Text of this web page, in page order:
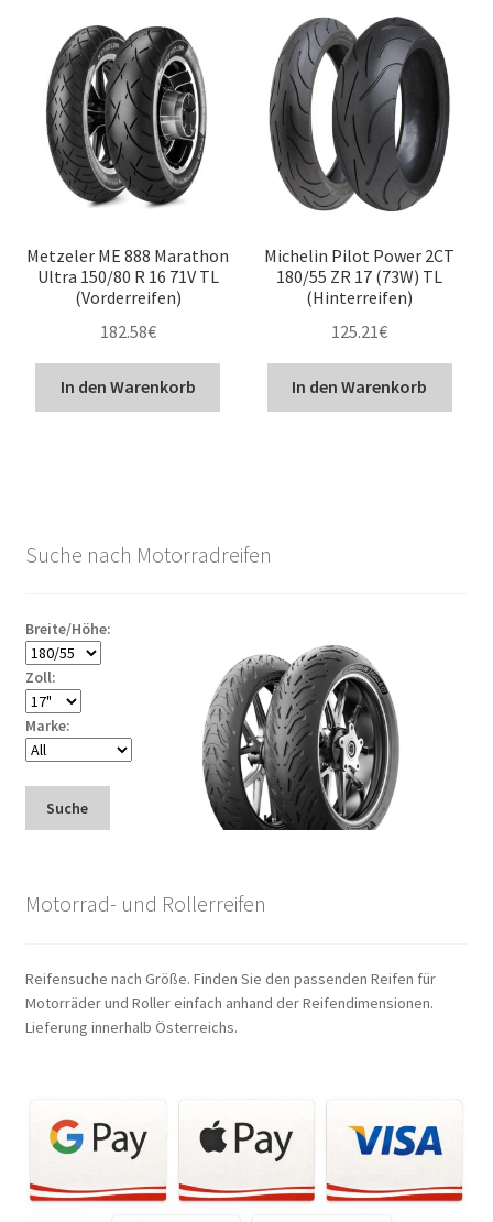
Metzeler ME 888 Marathon
Ultra 150/80 R 16 71V TL
(Vorderreifen)
182.58€
In den Warenkorb
Michelin Pilot Power 2CT
180/55 ZR 17 (73W) TL
(Hinterreifen)
125.21€
In den Warenkorb
Suche nach Motorradreifen
Breite/Höhe:
Zoll:
Marke:
Suche
Motorrad- und Rollerreifen
Reifensuche nach Größe. Finden Sie den passenden Reifen für
Motorräder und Roller einfach anhand der Reifendimensionen.
Lieferung innerhalb Österreichs.